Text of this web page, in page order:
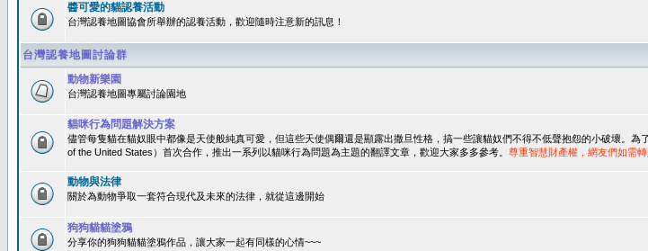
醬可愛的貓認養活動
台灣認養地圖協會所舉辦的認養活動，歡迎隨時注意新的訊息！
台灣認養地圖討論群
動物新樂園
台灣認養地圖專屬討論園地
貓咪行為問題解決方案
儘管每隻貓在貓奴眼中都像是天使般純真可愛，但這些天使偶爾還是顯露出撒旦性格，搞一些讓貓奴們不得不低聲抱怨的小破壞。
of the United States）首次合作，推出一系列以貓咪行為問題為主題的翻譯文章，歡迎大家多多參考。 尊重智慧財產權，網友們如需
動物與法律
關於為動物爭取一套符合現代及未來的法律，就從這邊開始
狗狗貓貓塗鴉
分享你的狗狗貓貓塗鴉作品，讓大家一起有同樣的心情~~~